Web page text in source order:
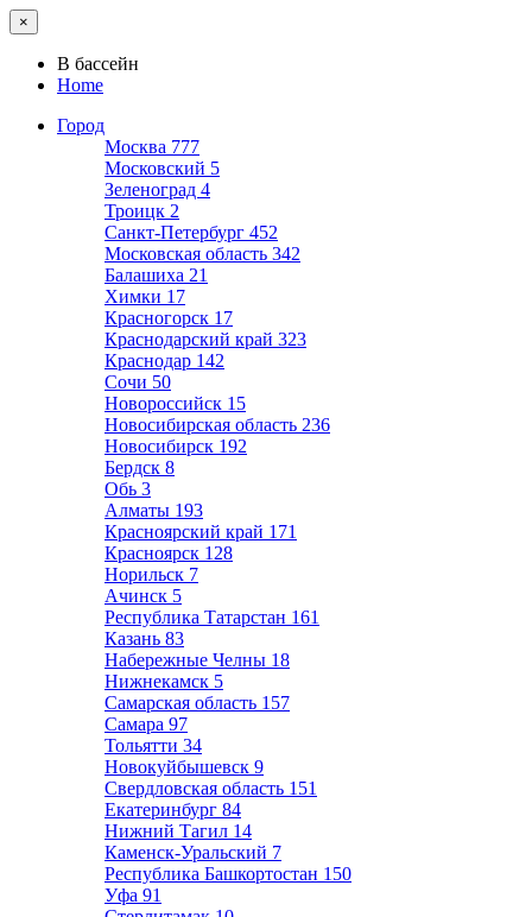
×
В бассейн
Home
Город
Москва 777
Московский 5
Зеленоград 4
Троицк 2
Санкт-Петербург 452
Московская область 342
Балашиха 21
Химки 17
Красногорск 17
Краснодарский край 323
Краснодар 142
Сочи 50
Новороссийск 15
Новосибирская область 236
Новосибирск 192
Бердск 8
Обь 3
Алматы 193
Красноярский край 171
Красноярск 128
Норильск 7
Ачинск 5
Республика Татарстан 161
Казань 83
Набережные Челны 18
Нижнекамск 5
Самарская область 157
Самара 97
Тольятти 34
Новокуйбышевск 9
Свердловская область 151
Екатеринбург 84
Нижний Тагил 14
Каменск-Уральский 7
Республика Башкортостан 150
Уфа 91